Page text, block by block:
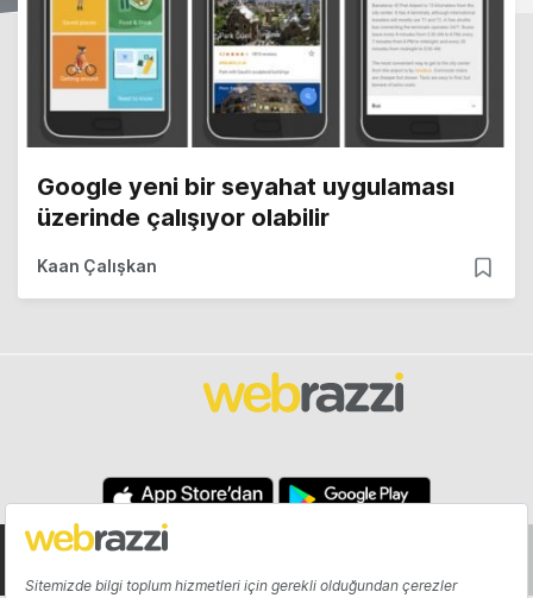
Google yeni bir seyahat uygulaması
üzerinde çalışıyor olabilir
Kaan Çalışkan